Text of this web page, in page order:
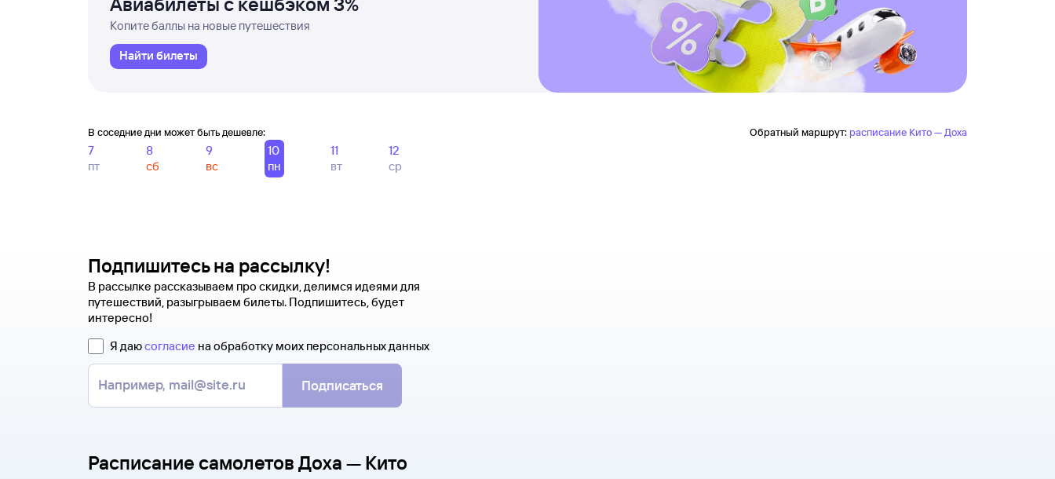
Копите баллы на новые путешествия
Найти билеты
В соседние дни может быть дешевле:
7
пт
8
сб
9
вс
10
пн
11
вт
12
ср
Обратный маршрут: расписание Кито — Доха
Подпишитесь на рассылку!
В рассылке рассказываем про скидки, делимся идеями для
путешествий, разыгрываем билеты. Подпишитесь, будет
интересно!
Я даюсогласие на обработку моих персональных данных
Подписаться
Расписание самолетов Доха — Кито